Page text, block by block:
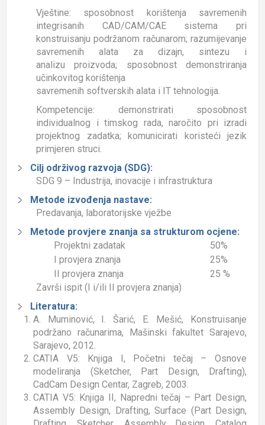
Vještine: sposobnost korištenja savremenih
integrisanih CAD/CAM/CAE sistema pri
konstruisanju podržanom računarom; razumijevanje
savremenih alata za dizajn, sintezu i
analizu proizvoda; sposobnost demonstriranja
učinkovitog korištenja
savremenih softverskih alata i IT tehnologija.
Kompetencije: demonstrirati sposobnost
individualnog i timskog rada, naročito pri izradi
projektnog zadatka; komunicirati koristeći jezik
primjeren struci.
Cilj održivog razvoja (SDG):
SDG 9 – Industrija, inovacije i infrastruktura
Metode izvođenja nastave:
Predavanja, laboratorijske vježbe
Metode provjere znanja sa strukturom ocjene:
Projektni zadatak
50%
I provjera znanja
25%
II provjera znanja
25 %
Završi ispit (I i/ili II provjera znanja)
Literatura:
A. Muminović, I. Šarić, E. Mešić, Konstruisanje
podržano računarima, Mašinski fakultet Sarajevo,
Sarajevo, 2012.
CATIA V5: Knjiga I, Početni tečaj – Osnove
modeliranja (Sketcher, Part Design, Drafting),
CadCam Design Centar, Zagreb, 2003.
CATIA V5: Knjiga II, Napredni tečaj – Part Design,
Assembly Design, Drafting, Surface (Part Design,